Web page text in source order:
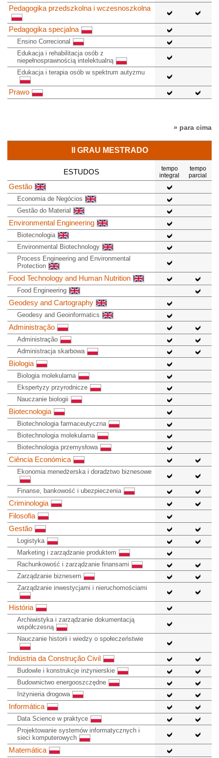
Pedagogika przedszkolna i wczesnoszkolna
Pedagogika specjalna
Ensino Correcional
Edukacja i rehabilitacja osób z
niepełnosprawnością intelektualną
Edukacja i terapia osób w spektrum autyzmu
Prawo
» para cima
II GRAU MESTRADO
ESTUDOS
tempo
integral
tempo
parcial
Gestão
Economia de Negócios
Gestão do Material
Environmental Engineering
Biotecnologia
Environmental Biotechnology
Process Engineering and Environmental
Protection
Food Technology and Human Nutrition
Food Engineering
Geodesy and Cartography
Geodesy and Geoinformatics
Administração
Administração
Administracja skarbowa
Biologia
Biologia molekularna
Ekspertyzy przyrodnicze
Nauczanie biologii
Biotecnologia
Biotechnologia farmaceutyczna
Biotechnologia molekularna
Biotechnologia przemysłowa
Ciência Económica
Ekonomia menedżerska i doradztwo biznesowe
Finanse, bankowość i ubezpieczenia
Criminologia
Filosofia
Gestão
Logistyka
Marketing i zarządzanie produktem
Rachunkowość i zarządzanie finansami
Zarządzanie biznesem
Zarządzanie inwestycjami i nieruchomościami
História
Archiwistyka i zarządzanie dokumentacją
współczesną
Nauczanie historii i wiedzy o społeczeństwie
Indústria da Construção Civil
Budowle i konstrukcje inżynierskie
Budownictwo energooszczędne
Inżynieria drogowa
Informática
Data Science w praktyce
Projektowanie systemów informatycznych i
sieci komputerowych
Matemática